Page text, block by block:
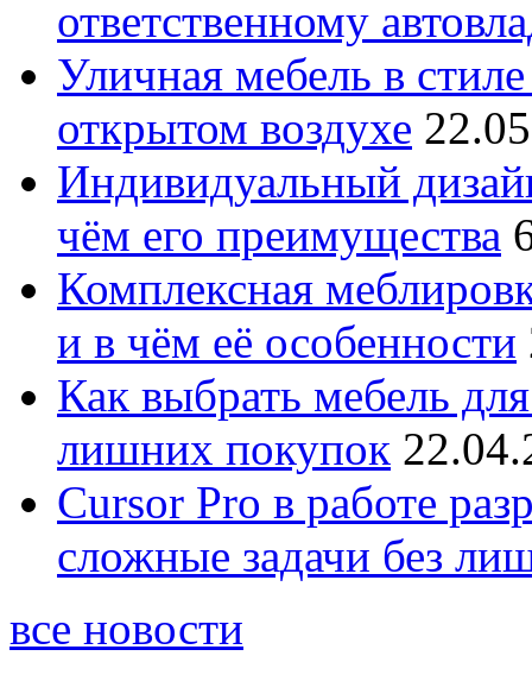
ответственному
Уличная мебель в
открытом воздухе
Индивидуальный
чём его преимущества
Комплексная
и в чём её особенности
Как выбрать мебель
лишних покупок
Cursor Pro в работе
сложные задачи без
все новости